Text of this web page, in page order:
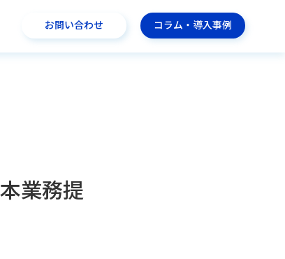
お問い合わせ コラム・導入事例
業務提